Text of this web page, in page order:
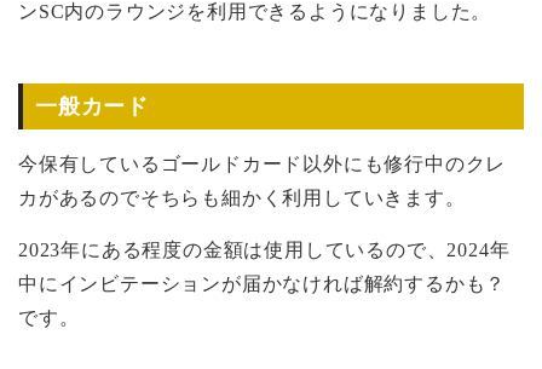
ンSC内のラウンジを利用できるようになりました。
一般カード
今保有しているゴールドカード以外にも修行中のクレ
カがあるのでそちらも細かく利用していきます。
2023年にある程度の金額は使用しているので、2024年
中にインビテーションが届かなければ解約するかも？
です。